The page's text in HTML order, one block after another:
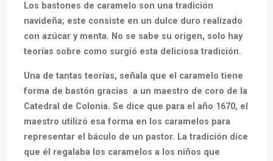
Los bastones de caramelo son una tradición
navideña; este consiste en un dulce duro realizado
con azúcar y menta. No se sabe su origen, solo hay
teorías sobre como surgió esta deliciosa tradición.
Una de tantas teorías, señala que el caramelo tiene
forma de bastón gracias a un maestro de coro de la
Catedral de Colonia. Se dice que para el año 1670, el
maestro utilizó esa forma en los caramelos para
representar el báculo de un pastor. La tradición dice
que él regalaba los caramelos a los niños que